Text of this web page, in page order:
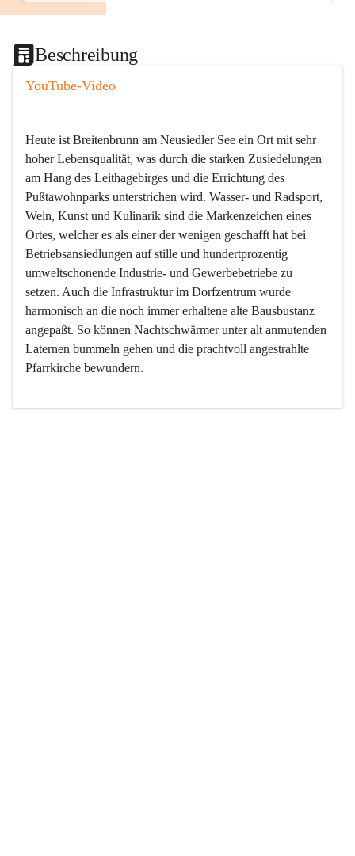
Beschreibung
YouTube-Video
Heute ist Breitenbrunn am Neusiedler See ein Ort mit sehr
hoher Lebensqualität, was durch die starken Zusiedelungen
am Hang des Leithagebirges und die Errichtung des
Pußtawohnparks unterstrichen wird. Wasser- und Radsport,
Wein, Kunst und Kulinarik sind die Markenzeichen eines
Ortes, welcher es als einer der wenigen geschafft hat bei
Betriebsansiedlungen auf stille und hundertprozentig
umweltschonende Industrie- und Gewerbebetriebe zu
setzen. Auch die Infrastruktur im Dorfzentrum wurde
harmonisch an die noch immer erhaltene alte Bausbustanz
angepaßt. So können Nachtschwärmer unter alt anmutenden
Laternen bummeln gehen und die prachtvoll angestrahlte
Pfarrkirche bewundern.
Der Weinbau dominert heute nicht mehr, ist aber integrativer